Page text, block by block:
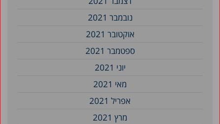
נובמבר 2021
אוקטובר 2021
ספטמבר 2021
יוני 2021
מאי 2021
אפריל 2021
מרץ 2021